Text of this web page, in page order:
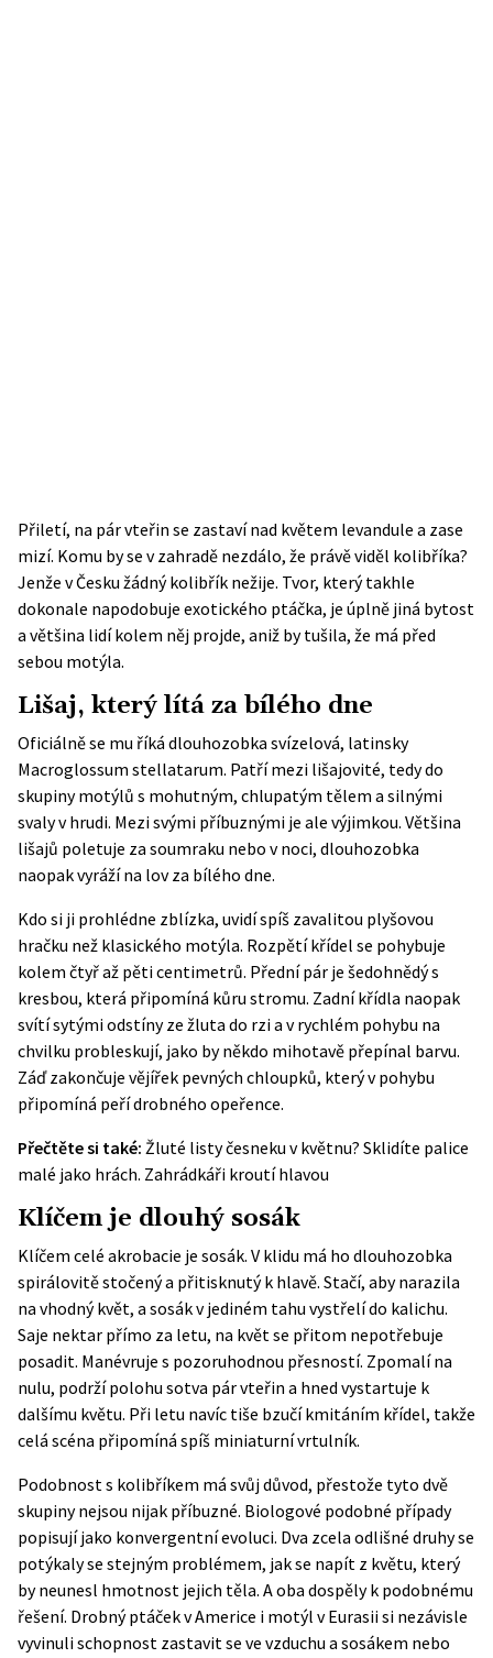
Přiletí, na pár vteřin se zastaví nad květem levandule a zase
mizí. Komu by se v zahradě nezdálo, že právě viděl kolibříka?
Jenže v Česku žádný kolibřík nežije. Tvor, který takhle
dokonale napodobuje exotického ptáčka, je úplně jiná bytost
a většina lidí kolem něj projde, aniž by tušila, že má před
sebou motýla.
Lišaj, který lítá za bílého dne
Oficiálně se mu říká dlouhozobka svízelová, latinsky
Macroglossum stellatarum. Patří mezi lišajovité, tedy do
skupiny motýlů s mohutným, chlupatým tělem a silnými
svaly v hrudi. Mezi svými příbuznými je ale výjimkou. Většina
lišajů poletuje za soumraku nebo v noci, dlouhozobka
naopak vyráží na lov za bílého dne.
Kdo si ji prohlédne zblízka, uvidí spíš zavalitou plyšovou
hračku než klasického motýla. Rozpětí křídel se pohybuje
kolem čtyř až pěti centimetrů. Přední pár je šedohnědý s
kresbou, která připomíná kůru stromu. Zadní křídla naopak
svítí sytými odstíny ze žluta do rzi a v rychlém pohybu na
chvilku probleskují, jako by někdo mihotavě přepínal barvu.
Záď zakončuje vějířek pevných chloupků, který v pohybu
připomíná peří drobného opeřence.
Přečtěte si také: Žluté listy česneku v květnu? Sklidíte palice
malé jako hrách. Zahrádkáři kroutí hlavou
Klíčem je dlouhý sosák
Klíčem celé akrobacie je sosák. V klidu má ho dlouhozobka
spirálovitě stočený a přitisknutý k hlavě. Stačí, aby narazila
na vhodný květ, a sosák v jediném tahu vystřelí do kalichu.
Saje nektar přímo za letu, na květ se přitom nepotřebuje
posadit. Manévruje s pozoruhodnou přesností. Zpomalí na
nulu, podrží polohu sotva pár vteřin a hned vystartuje k
dalšímu květu. Při letu navíc tiše bzučí kmitáním křídel, takže
celá scéna připomíná spíš miniaturní vrtulník.
Podobnost s kolibříkem má svůj důvod, přestože tyto dvě
skupiny nejsou nijak příbuzné. Biologové podobné případy
popisují jako konvergentní evoluci. Dva zcela odlišné druhy se
potýkaly se stejným problémem, jak se napít z květu, který
by neunesl hmotnost jejich těla. A oba dospěly k podobnému
řešení. Drobný ptáček v Americe i motýl v Eurasii si nezávisle
vyvinuli schopnost zastavit se ve vzduchu a sosákem nebo